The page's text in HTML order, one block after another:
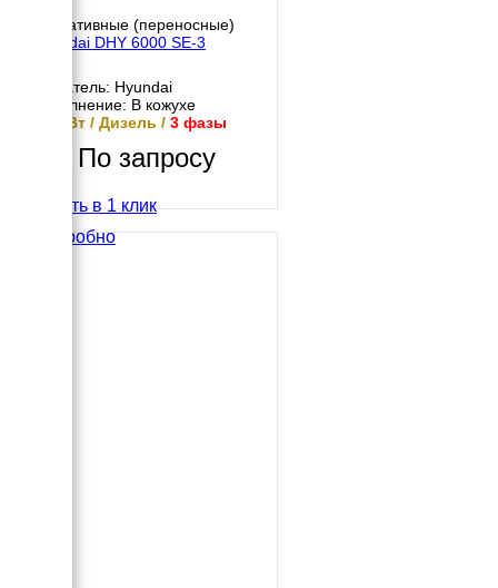
Портативные (переносные)
Hyundai DHY 6000 SE-3
Двигатель: Hyundai
Исполнение: В кожухе
4.5 кВт / Дизель / 3 фазы
По запросу
Купить в 1 клик
Подробно